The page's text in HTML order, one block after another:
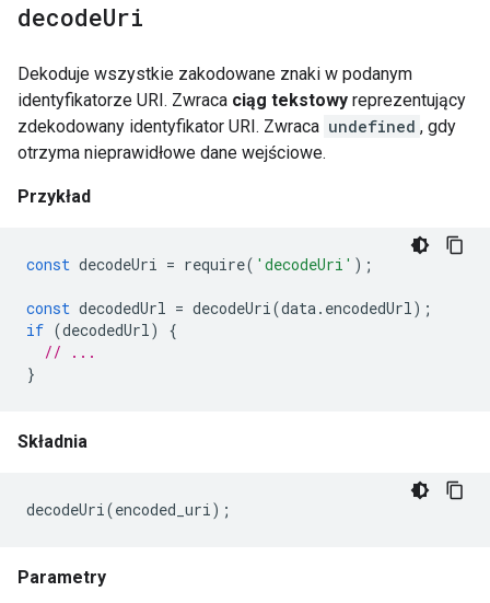
decodeUri
Dekoduje wszystkie zakodowane znaki w podanym
identyfikatorze URI. Zwraca ciąg tekstowy reprezentujący
zdekodowany identyfikator URI. Zwraca undefined , gdy
otrzyma nieprawidłowe dane wejściowe.
Przykład
const decodeUri = require( 'decodeUri' );
const decodedUrl = decodeUri(data. encodedUrl);
if (decodedUrl)
{
// ...
}
Składnia
decodeUri(encoded_uri);
Parametry